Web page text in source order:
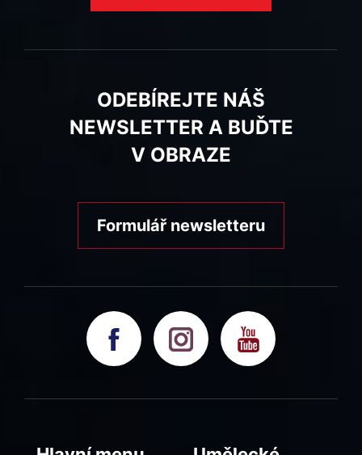
ODEBÍREJTE NÁŠ
NEWSLETTER A BUĎTE
V OBRAZE
Formulář newsletteru